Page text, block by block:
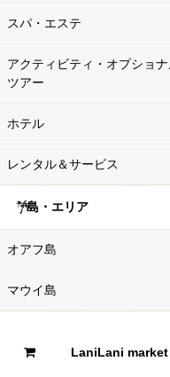
スパ・エステ
アクティビティ・オプショ
ツアー
ホテル
レンタル＆サービス
島・エリア
オアフ島
マウイ島
LaniLani market